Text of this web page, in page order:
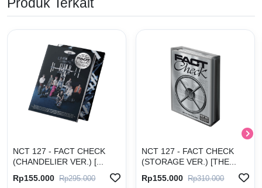
NCT 127 - FACT CHECK
(CHANDELIER VER.) [...
Rp155.000 Rp295.000
NCT 127 - FACT CHECK
(STORAGE VER.) [THE...
Rp155.000 Rp310.000